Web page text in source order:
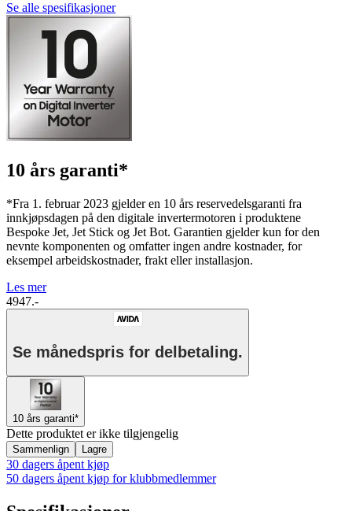
Se alle spesifikasjoner
10 års garanti*
*Fra 1. februar 2023 gjelder en 10 års reservedelsgaranti fra
innkjøpsdagen på den digitale invertermotoren i produktene
Bespoke Jet, Jet Stick og Jet Bot. Garantien gjelder kun for den
nevnte komponenten og omfatter ingen andre kostnader, for
eksempel arbeidskostnader, frakt eller installasjon.
Les mer
4947.-
Se månedspris for delbetaling.
10 års garanti*
Dette produktet er ikke tilgjengelig
Sammenlign Lagre
30 dagers åpent kjøp
50 dagers åpent kjøp for klubbmedlemmer